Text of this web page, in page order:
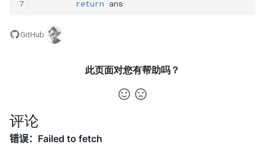
34. 二叉树中和为某一值的路
35. 复杂链表的复制
36. 二叉搜索树与双向链表
38. 字符串的排列
31. 最近最少使用缓存
32. 有效的变位词
35. 最小时间差
5.2. 二进制数转字符串
5.3. 翻转数位
5.7. 配对交换
7
return ans
GitHub
此页面对您有帮助吗？
评论